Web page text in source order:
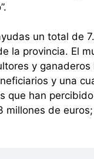
un total de
la provincia. El
y
y una
que han
de